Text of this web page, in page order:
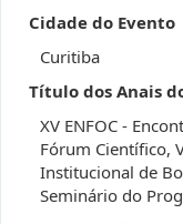
Cidade do Evento
Curitiba
Título dos Anais
XV ENFOC -
Fórum Científico,
Institucional de
Seminário do